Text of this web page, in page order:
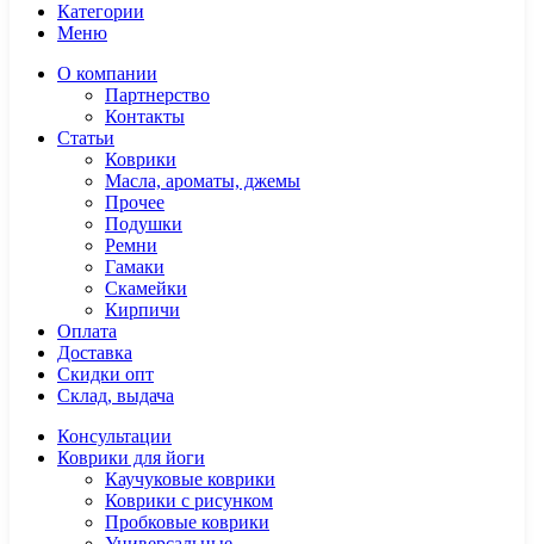
Категории
Меню
О компании
Партнерство
Контакты
Статьи
Коврики
Масла, ароматы, джемы
Прочее
Подушки
Ремни
Гамаки
Скамейки
Кирпичи
Оплата
Доставка
Скидки опт
Склад, выдача
Консультации
Коврики для йоги
Каучуковые коврики
Коврики с рисунком
Пробковые коврики